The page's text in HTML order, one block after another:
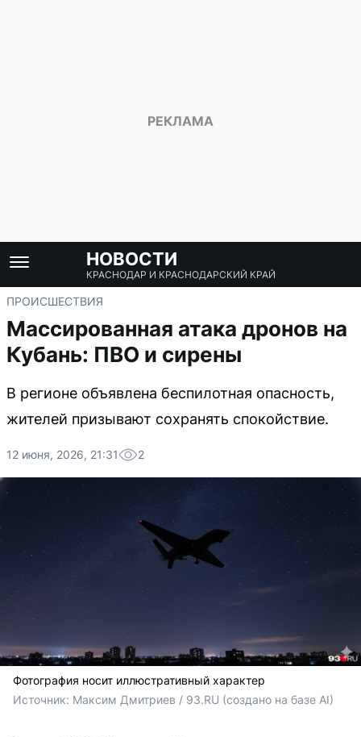
НОВОСТИ
КРАСНОДАР И КРАСНОДАРСКИЙ КРАЙ
ПРОИСШЕСТВИЯ
Массированная атака дронов на
Кубань: ПВО и сирены
В регионе объявлена беспилотная опасность,
жителей призывают сохранять спокойствие.
12 июня, 2026, 21:31 2
Фотография носит иллюстративный характер
Источник: Максим Дмитриев / 93.RU (создано на базе AI)